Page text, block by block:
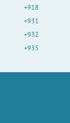
+918
+931
+932
+935